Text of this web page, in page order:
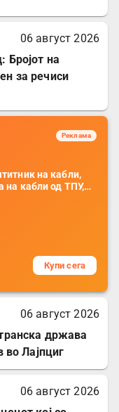
06 август 2026
Бројот на
за речиси
Реклама
на кабли,
на кабли од ТПУ,
кабли, без
комплет
Купи сега
06 август 2026
држава
во Лајпциг
06 август 2026